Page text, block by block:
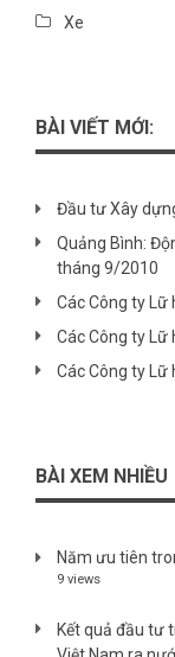
Xe
BÀI VIẾT MỚI:
Đầu tư Xây
Quảng Bình:
tháng 9/2010
Các Công ty Lữ
Các Công ty Lữ
Các Công ty Lữ
BÀI XEM NHIỀU
Năm ưu tiên
9 views
Kết quả đầu tư